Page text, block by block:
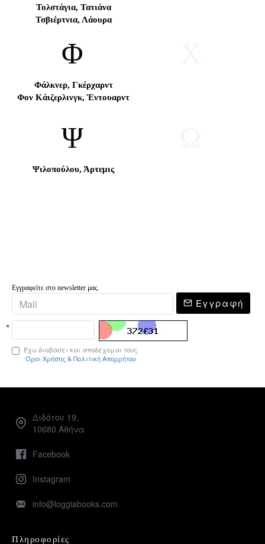
Τολστάγια, Τατιάνα
Τσβιέρτνια, Λάουρα
Φ
Φάλκνερ, Γκέρχαρντ
Φον Κάιζερλινγκ, Έντουαρντ
Ψ
Ψιλοπούλου, Άρτεμις
Εγγραφείτε στο newsletter μας.
Εγγραφή
Έχω διαβάσει και αποδέχομαι τους
Όροι Χρήσης & Πολιτική Απορρήτου
Διδότου 19,
10680 Αθήνα
Facebook
Instagram
info@loggiabooks.com
Πληροφορίες